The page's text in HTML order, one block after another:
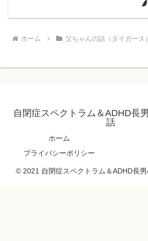
ホーム 父ちゃんの話（タイガース）
自閉症スペクトラム＆ADHD長
話
ホーム
プライバシーポリシー
© 2021 自閉症スペクトラム＆ADHD長男